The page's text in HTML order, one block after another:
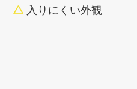
入りにくい外観